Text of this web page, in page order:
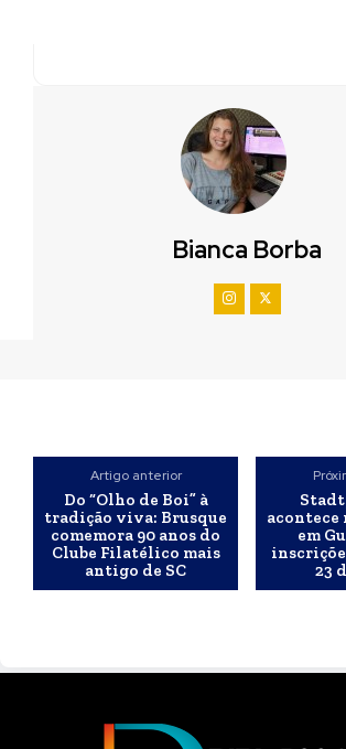
Bianca Borba
Artigo anterior
Do “Olho de Boi” à
tradição viva: Brusque
comemora 90 anos do
Clube Filatélico mais
antigo de SC
acontece
em
23